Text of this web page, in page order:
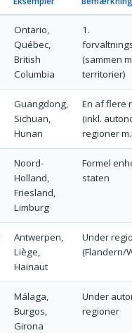
Ontario,
Québec,
British
Columbia
1.
(sammen
territorier)
Guangdong,
Sichuan,
Hunan
En af flere
(inkl.
regioner
Noord-
Holland,
Friesland,
Limburg
Formel
staten
Antwerpen,
Liège,
Hainaut
Under
(Flandern/
Málaga,
Burgos,
Girona
Under
regioner